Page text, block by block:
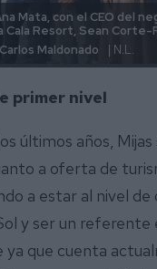
Mata, con el CEO del
Cala Resort, Sean Corte-
Maldonado
| N.L.
primer nivel
últimos años,
a oferta de
a estar al nivel de
y ser un
que cuenta